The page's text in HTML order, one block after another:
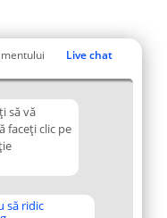
Live chat
să vă
faceți clic pe
să ridic